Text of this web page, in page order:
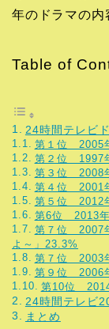
年のドラマの内
Table of
24時間テレビ
第１位 2005
第２位 1997
第３位 2008
第４位 2001
第５位 2012
第6位 2013年
第７位 2007
よ～」23.3%
第７位 2003
第９位 2006
第10位 2014
24時間テレビ
まとめ